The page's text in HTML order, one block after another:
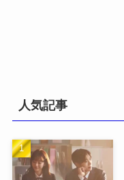
人気記事